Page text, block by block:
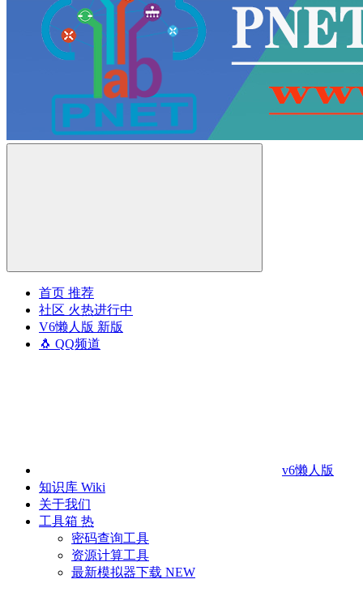
首页 推荐
社区 火热进行中
V6懒人版 新版
🐧 QQ频道
v6懒人版
知识库 Wiki
关于我们
工具箱 热
密码查询工具
资源计算工具
最新模拟器下载 NEW